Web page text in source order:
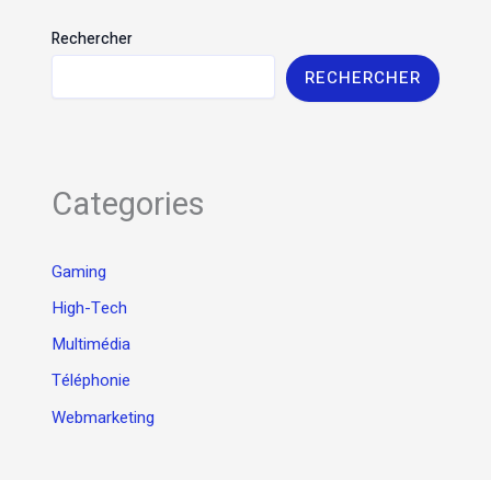
Rechercher
RECHERCHER
Categories
Gaming
High-Tech
Multimédia
Téléphonie
Webmarketing